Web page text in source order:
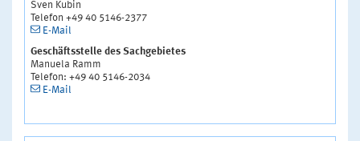
Sven Kubin
Telefon +49 40 5146-2377
E-Mail
Geschäftsstelle des Sachgebietes
Manuela Ramm
Telefon: +49 40 5146-2034
E-Mail